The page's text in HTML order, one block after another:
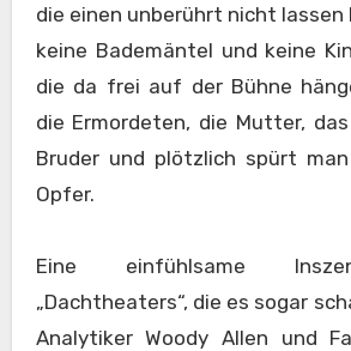
die einen unberührt nicht lassen
keine Bademäntel und keine
die da frei auf der Bühne
die Ermordeten, die Mutter,
Bruder und plötzlich spürt
Opfer.
Eine einfühlsame
„Dachtheaters“, die es sogar
Analytiker Woody Allen und